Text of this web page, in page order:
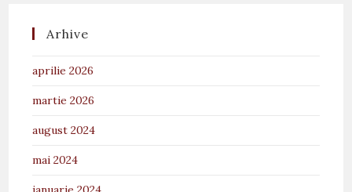
Arhive
aprilie 2026
martie 2026
august 2024
mai 2024